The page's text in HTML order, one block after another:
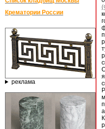
Крематории России
реклама